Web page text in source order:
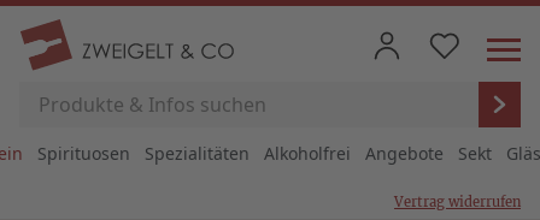
Spirituosen Spezialitäten Alkoholfrei Angebote Sekt
Vertrag widerrufen